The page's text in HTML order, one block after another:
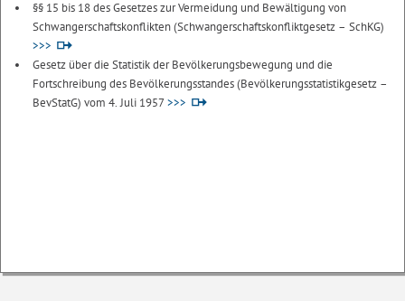
§§ 15 bis 18 des Gesetzes zur Vermeidung und Bewältigung von
Schwangerschaftskonflikten (Schwangerschaftskonfliktgesetz – SchKG)
>>>
Gesetz über die Statistik der Bevölkerungsbewegung und die
Fortschreibung des Bevölkerungsstandes (Bevölkerungsstatistikgesetz –
BevStatG) vom 4. Juli 1957>>>